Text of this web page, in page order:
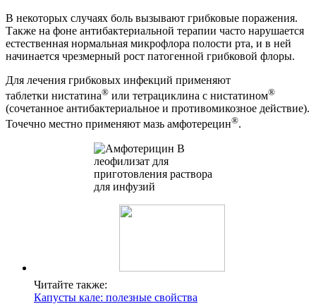
В некоторых случаях боль вызывают грибковые поражения.
Также на фоне антибактериальной терапии часто нарушается
естественная нормальная микрофлора полости рта, и в ней
начинается чрезмерный рост патогенной грибковой флоры.
Для лечения грибковых инфекций применяют
таблетки нистатина® или тетрациклина с нистатином®
(сочетанное антибактериальное и противомикозное действие).
Точечно местно применяют мазь амфотерецин®.
Читайте также:
Капусты кале: полезные свойства